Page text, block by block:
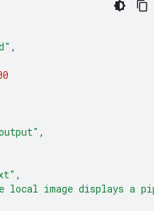
,
,
,
local image displays a